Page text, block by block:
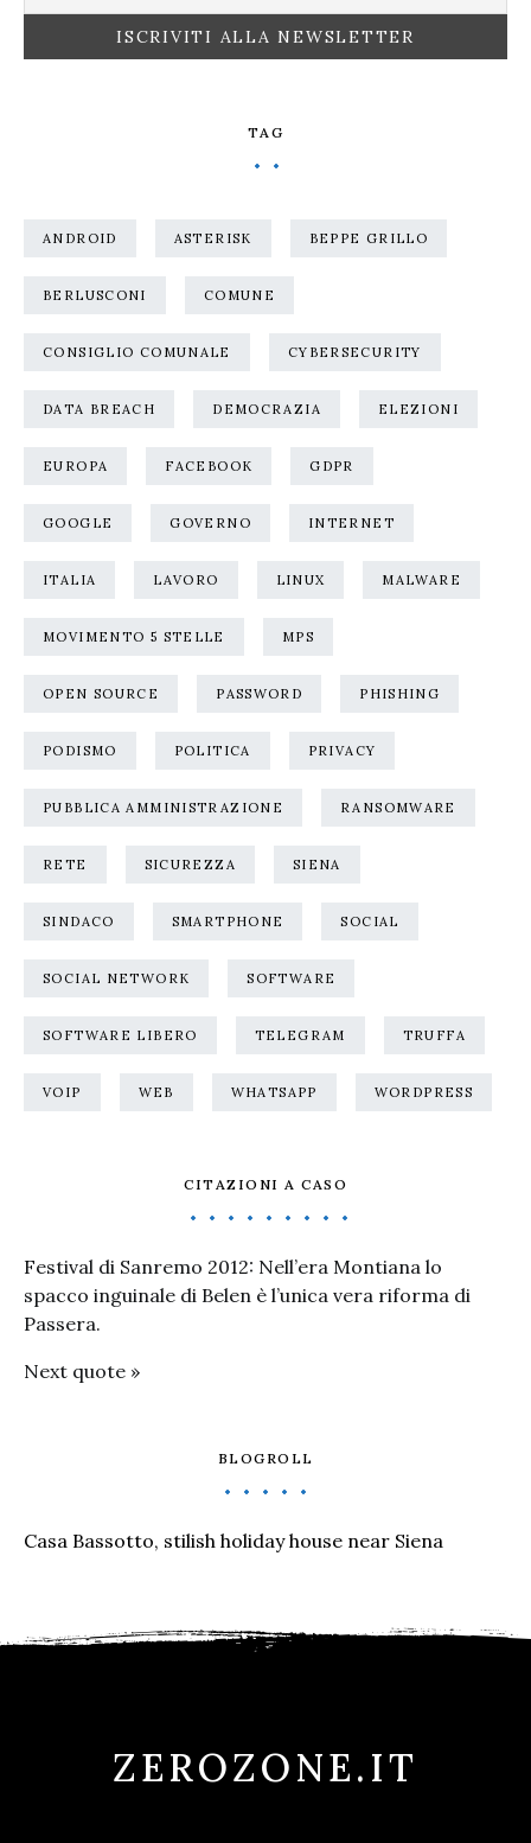
TAG
ANDROID ASTERISK BEPPE GRILLO
BERLUSCONI COMUNE
CONSIGLIO COMUNALE CYBERSECURITY
DATA BREACH DEMOCRAZIA ELEZIONI
EUROPA FACEBOOK GDPR
GOOGLE GOVERNO INTERNET
ITALIA LAVORO LINUX MALWARE
MOVIMENTO 5 STELLE MPS
OPEN SOURCE PASSWORD PHISHING
PODISMO POLITICA PRIVACY
PUBBLICA AMMINISTRAZIONE RANSOMWARE
RETE SICUREZZA SIENA
SINDACO SMARTPHONE SOCIAL
SOCIAL NETWORK SOFTWARE
SOFTWARE LIBERO TELEGRAM TRUFFA
VOIP WEB WHATSAPP WORDPRESS
CITAZIONI A CASO
Festival di Sanremo 2012: Nell’era Montiana lo
spacco inguinale di Belen è l’unica vera riforma di
Passera.
Next quote »
BLOGROLL
Casa Bassotto, stilish holiday house near Siena
ZEROZONE.IT